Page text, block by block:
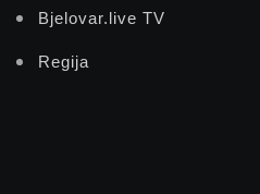
Bjelovar.live TV
Regija